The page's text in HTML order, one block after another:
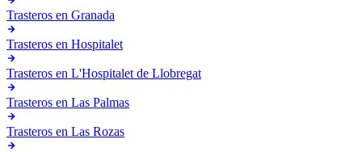
Trasteros en Granada
Trasteros en Hospitalet
Trasteros en L'Hospitalet de Llobregat
Trasteros en Las Palmas
Trasteros en Las Rozas